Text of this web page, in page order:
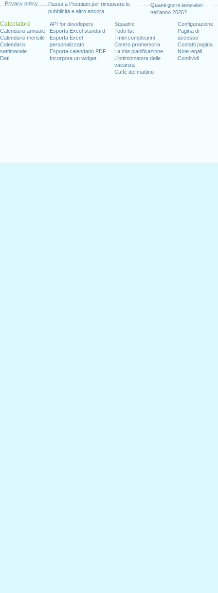
Privacy policy
Passa a Premium per rimuovere le
pubblicità e altro ancora
Quanti giorni lavorativi
nell'anno 2026?
Calcolatore
Calendario annuale
Calendario mensile
Calendario
settimanale
Dati
API for developers
Esporta Excel standard
Esporta Excel
personalizzato
Esporta calendario PDF
Incorpora un widget
Squadre
Todo list
I miei compleanni
Centro promemoria
La mia pianificazione
L'ottimizzatore delle
vacanza
Caffè del mattino
Configurazione
Pagina di
accesso
Contatti pagina
Note legali
Condividi